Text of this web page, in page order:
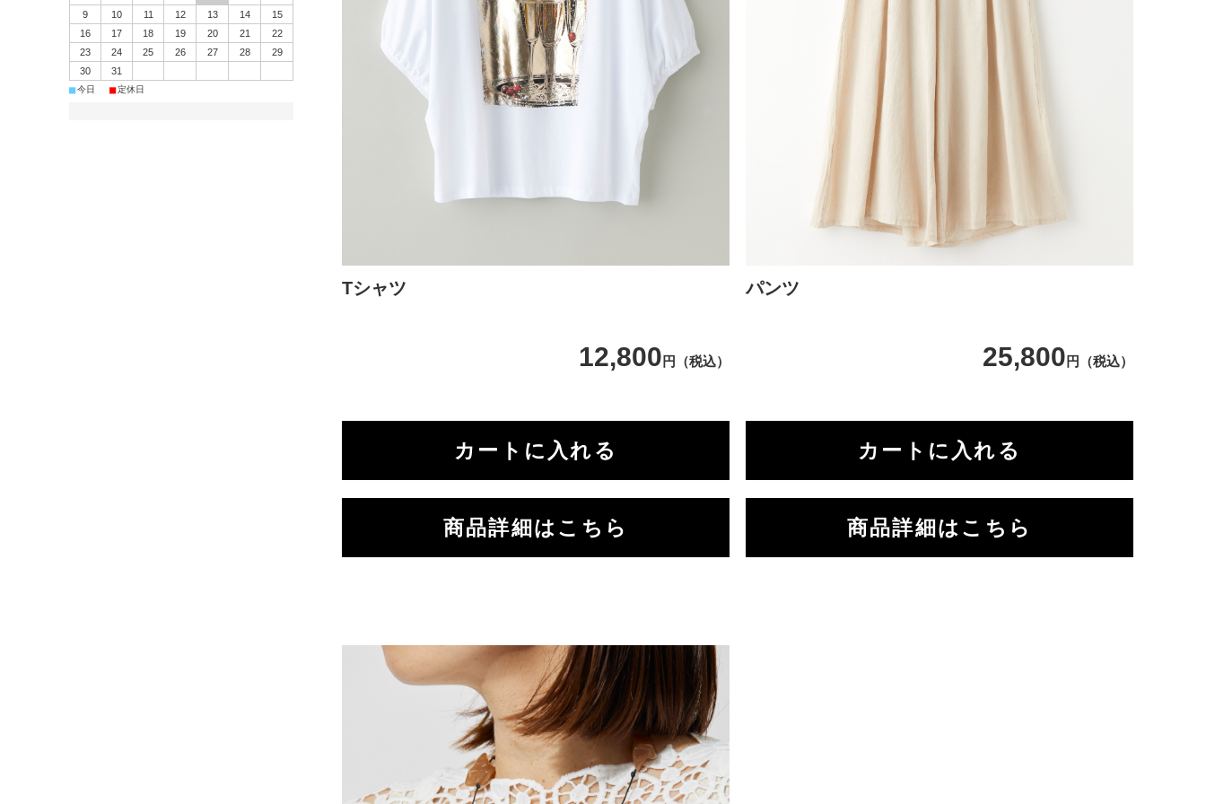
Tシャツ
12,800 円（税込）
商品詳細はこちら
パンツ
25,800 円（税込）
商品詳細はこちら
9
10 11 12 13 14
15
16
17 18 19 20 21
22
23
24 25 26 27 28
29
30
31
■今日 ■定休日